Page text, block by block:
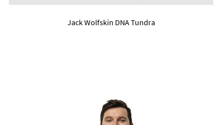
Jack Wolfskin DNA Tundra